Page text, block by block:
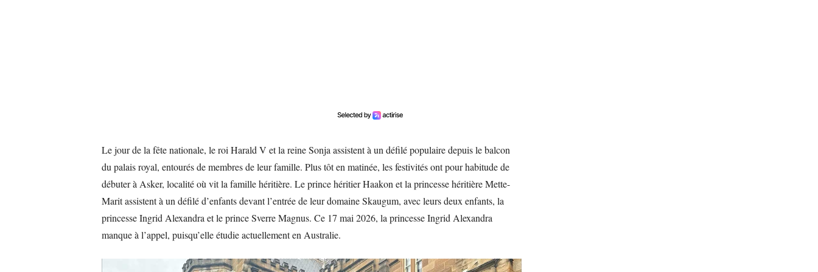
Le jour de la fête nationale, le roi Harald V et la reine Sonja assistent à un défilé populaire depuis le balcon
du palais royal, entourés de membres de leur famille. Plus tôt en matinée, les festivités ont pour habitude de
débuter à Asker, localité où vit la famille héritière. Le prince héritier Haakon et la princesse héritière Mette-
Marit assistent à un défilé d’enfants devant l’entrée de leur domaine Skaugum, avec leurs deux enfants, la
princesse Ingrid Alexandra et le prince Sverre Magnus. Ce 17 mai 2026, la princesse Ingrid Alexandra
manque à l’appel, puisqu’elle étudie actuellement en Australie.